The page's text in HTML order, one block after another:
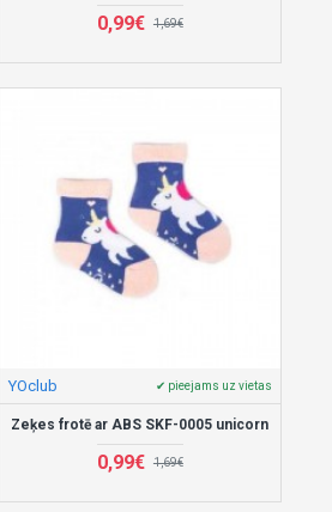
0,99€ 1,69€
YOclub ✔ pieejams uz vietas
Zeķes frotē ar ABS SKF-0005 unicorn
0,99€ 1,69€